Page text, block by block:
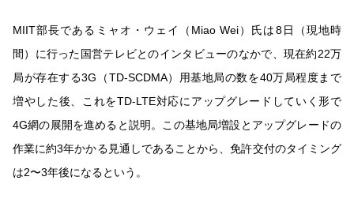
MIIT部長であるミャオ・ウェイ（Miao Wei）氏は8日（現地時
間）に行った国営テレビとのインタビューのなかで、現在約22万
局が存在する3G（TD-SCDMA）用基地局の数を40万局程度まで
増やした後、これをTD-LTE対応にアップグレードしていく形で
4G網の展開を進めると説明。この基地局増設とアップグレードの
作業に約3年かかる見通しであることから、免許交付のタイミング
は2〜3年後になるという。